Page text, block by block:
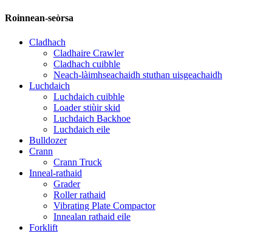
Roinnean-seòrsa
Cladhach
Cladhaire Crawler
Cladhach cuibhle
Neach-làimhseachaidh stuthan uisgeachaidh
Luchdaich
Luchdaich cuibhle
Loader stiùir skid
Luchdaich Backhoe
Luchdaich eile
Bulldozer
Crann
Crann Truck
Inneal-rathaid
Grader
Roller rathaid
Vibrating Plate Compactor
Innealan rathaid eile
Forklift